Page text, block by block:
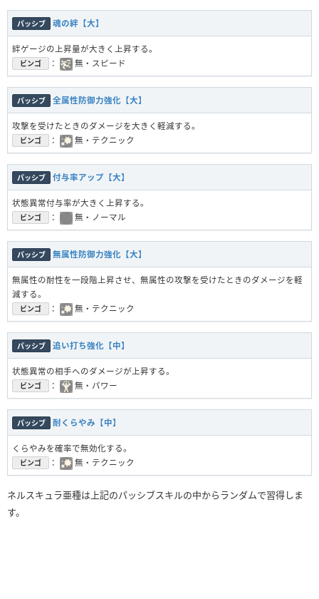
パッシブ 魂の絆【大】
絆ゲージの上昇量が大きく上昇する。
ビンゴ ： 無・スピード
パッシブ 全属性防御力強化【大】
攻撃を受けたときのダメージを大きく軽減する。
ビンゴ ： 無・テクニック
パッシブ 付与率アップ【大】
状態異常付与率が大きく上昇する。
ビンゴ ： 無・ノーマル
パッシブ 無属性防御力強化【大】
無属性の耐性を一段階上昇させ、無属性の攻撃を受けたときのダメージを軽
減する。
ビンゴ ： 無・テクニック
パッシブ 追い打ち強化【中】
状態異常の相手へのダメージが上昇する。
ビンゴ ： 無・パワー
パッシブ 耐くらやみ【中】
くらやみを確率で無効化する。
ビンゴ ： 無・テクニック
ネルスキュラ亜種は上記のパッシブスキルの中からランダムで習得しま
す。